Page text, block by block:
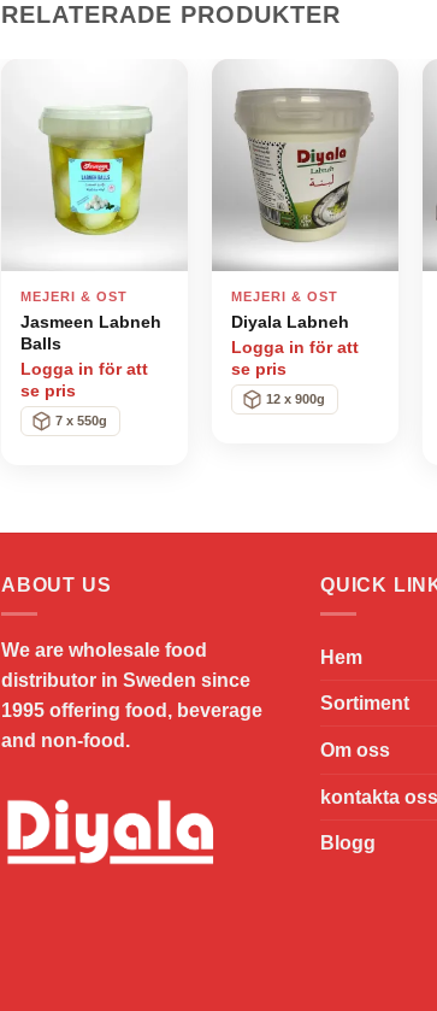
RELATERADE PRODUKTER
wishlist
MEJERI & OST
Jasmeen Labneh
Balls
Logga in för att
se pris
7 x 550g
Add to
wishlist
MEJERI & OST
Diyala Labneh
Logga in för att
se pris
12 x 900g
ABOUT US
We are wholesale food
distributor in Sweden since
1995 offering food, beverage
and non-food.
QUICK
Hem
Sortiment
Om oss
kontakta oss
Blogg